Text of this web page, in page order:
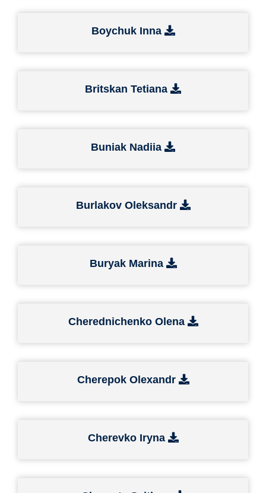
Boychuk Inna
Britskan Tetiana
Buniak Nadiia
Burlakov Oleksandr
Buryak Marina
Cherednichenko Olena
Cherepok Olexandr
Cherevko Iryna